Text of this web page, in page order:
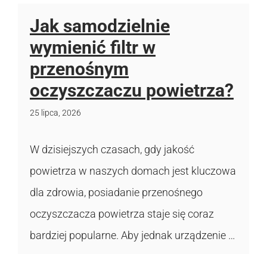
Jak samodzielnie
wymienić filtr w
przenośnym
oczyszczaczu powietrza?
25 lipca, 2026
W dzisiejszych czasach, gdy jakość
powietrza w naszych domach jest kluczowa
dla zdrowia, posiadanie przenośnego
oczyszczacza powietrza staje się coraz
bardziej popularne. Aby jednak urządzenie …